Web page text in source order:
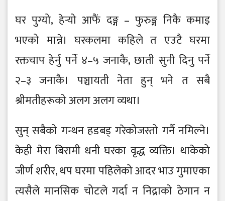
घर पुग्यो, हेर्‍यो आफैं दङ्ग – फुरुङ्ग निकै कमाइ
भएको मान्ने। घरकलमा कहिले त एउटै घरमा
रक्तचाप हेर्नु पर्ने ४–५ जनाकै, छाती सुनी दिनु पर्ने
२–३ जनाकै। पञ्चायती नेता हुन् भने त सबै
श्रीमतीहरूको अलग अलग व्यथा।
सुन् सबैको गन्थन हडबड् गरेकोजस्तो गर्नै नमिल्ने।
केही मेरा बिरामी धनी घरका वृद्ध व्यक्ति। थाकेको
जीर्ण शरीर, थप घरमा पहिलेको आदर भाउ गुमाएका
त्यसैले मानसिक चोटले गर्दा न निद्राको ठेगान न